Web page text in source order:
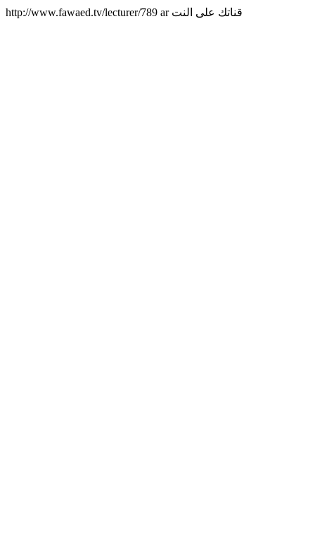
http://www.fawaed.tv/lecturer/789 ar قناتك على النت